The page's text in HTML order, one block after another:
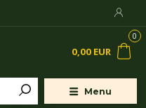
Menu
0
0,00 EUR